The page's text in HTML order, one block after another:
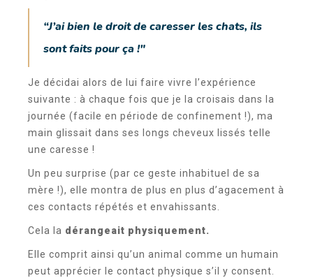
“J’ai bien le droit de caresser les chats, ils
sont faits pour ça !"
Je décidai alors de lui faire vivre l’expérience
suivante : à chaque fois que je la croisais dans la
journée (facile en période de confinement !), ma
main glissait dans ses longs cheveux lissés telle
une caresse !
Un peu surprise (par ce geste inhabituel de sa
mère !), elle montra de plus en plus d’agacement à
ces contacts répétés et envahissants.
Cela la dérangeait physiquement.
Elle comprit ainsi qu’un animal comme un humain
peut apprécier le contact physique s’il y consent.